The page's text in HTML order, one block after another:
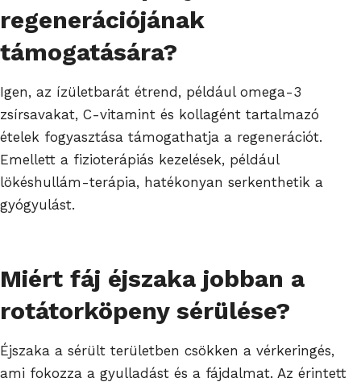
regenerációjának
támogatására?
Igen, az ízületbarát étrend, például omega-3
zsírsavakat, C-vitamint és kollagént tartalmazó
ételek fogyasztása támogathatja a regenerációt.
Emellett a fizioterápiás kezelések, például
lökéshullám-terápia, hatékonyan serkenthetik a
gyógyulást.
Miért fáj éjszaka jobban a
rotátorköpeny sérülése?
Éjszaka a sérült területben csökken a vérkeringés,
ami fokozza a gyulladást és a fájdalmat. Az érintett